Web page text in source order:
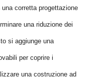
corretta progettazione
una riduzione dei
si aggiunge una
per coprire i
una costruzione ad